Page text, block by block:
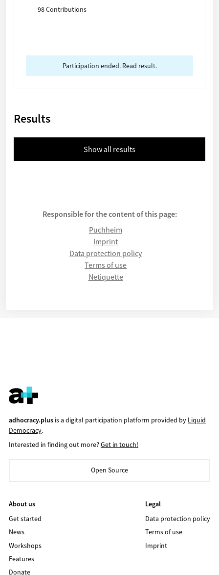
98 Contributions
Participation ended. Read result.
Results
Show all results
Responsible for the content of this page:
Puchheim
Imprint
Data protection policy
Terms of use
Netiquette
adhocracy.plusis a digital participation platform provided by Liquid
Democracy.
Interested in finding out more?Get in touch!
Open Source
About us
Get started
News
Workshops
Features
Donate
Legal
Data protection policy
Terms of use
Imprint